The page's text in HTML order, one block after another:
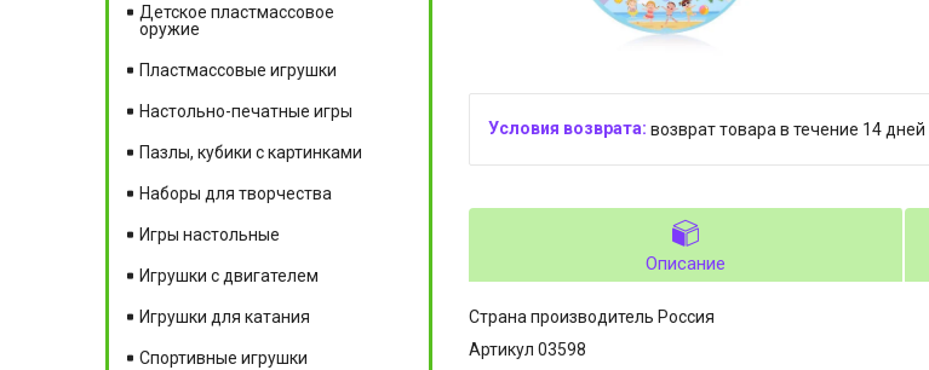
возврат товара в течение 14 дней
Описание
Страна производитель Россия
Артикул 03598
Детское пластмассовое
оружие
Пластмассовые игрушки
Настольно-печатные игры
Пазлы, кубики с картинками
Наборы для творчества
Игры настольные
Игрушки с двигателем
Игрушки для катания
Спортивные игрушки